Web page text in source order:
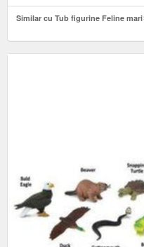
Similar cu Tub figurine Feline mari